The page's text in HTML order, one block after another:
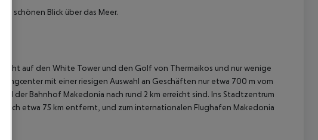
schönen Blick über das Meer.
auf den White Tower und den Golf von Thermaikos und nur wenige
mit einer riesigen Auswahl an Geschäften nur etwa 700 m vom
der Bahnhof Makedonia nach rund 2 km erreicht sind. Ins Stadtzentrum
sich etwa 75 km entfernt, und zum internationalen Flughafen Makedonia